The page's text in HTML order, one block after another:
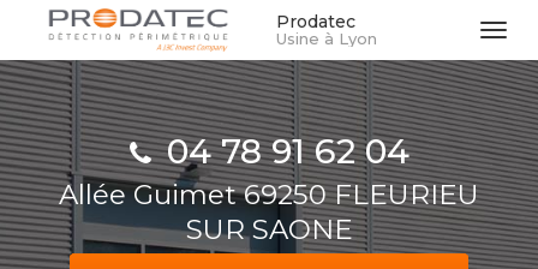
Aller
contenu
principal
Prodatec
Usine à Lyon
04 78 91 62 04
Allée Guimet 69250 FLEURIEU
SUR SAONE